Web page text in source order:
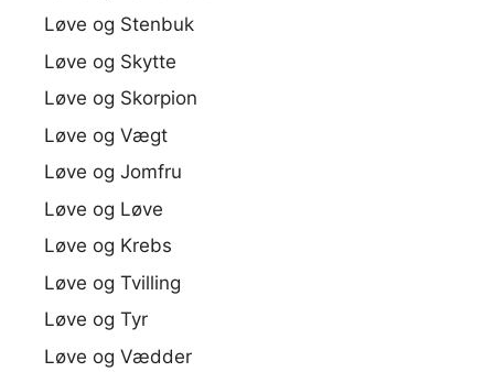
Løve og Stenbuk
Løve og Skytte
Løve og Skorpion
Løve og Vægt
Løve og Jomfru
Løve og Løve
Løve og Krebs
Løve og Tvilling
Løve og Tyr
Løve og Vædder